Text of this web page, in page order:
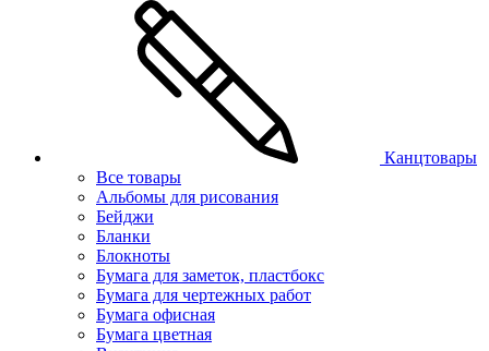
Канцтовары
Все товары
Альбомы для рисования
Бейджи
Бланки
Блокноты
Бумага для заметок, пластбокс
Бумага для чертежных работ
Бумага офисная
Бумага цветная